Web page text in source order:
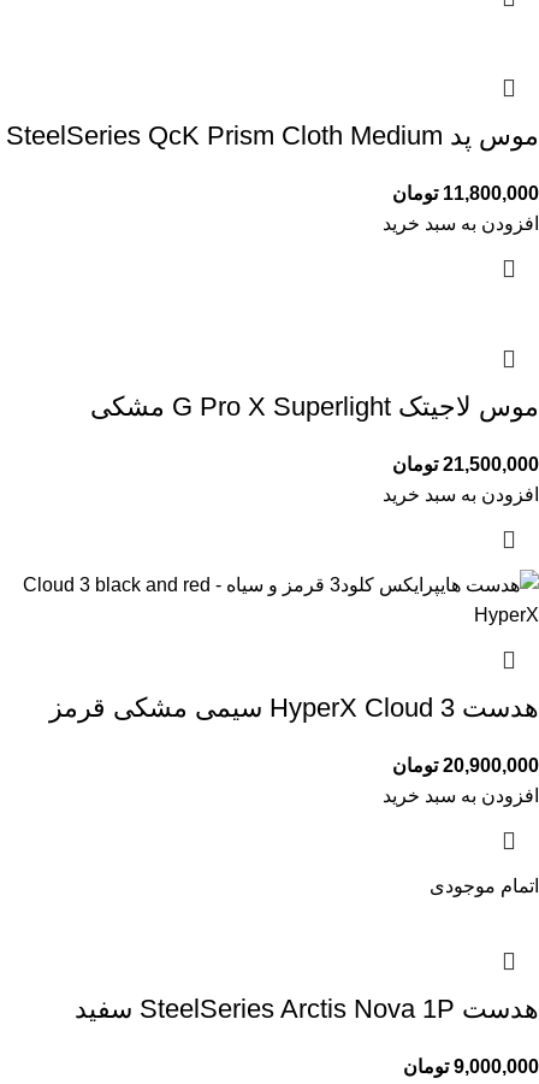
موس پد SteelSeries QcK Prism Cloth Medium
11,800,000 تومان
افزودن به سبد خرید
موس لاجیتک G Pro X Superlight مشکی
21,500,000 تومان
افزودن به سبد خرید
هدست HyperX Cloud 3 سیمی مشکی قرمز
20,900,000 تومان
افزودن به سبد خرید
اتمام موجودی
هدست SteelSeries Arctis Nova 1P سفید
9,000,000 تومان